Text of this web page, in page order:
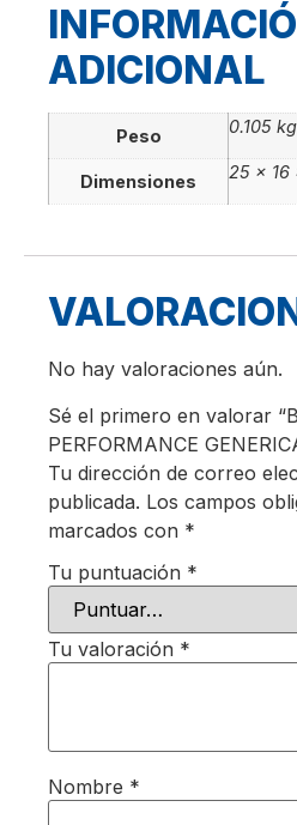
ADICIONAL
Peso 0.105 kg
Dimensiones 25 × 16
No hay valoraciones aún.
Sé el primero en valorar
PERFORMANCE
Tu dirección de correo
publicada. Los campos
marcados con *
Tu puntuación *
Tu valoración *
Nombre *